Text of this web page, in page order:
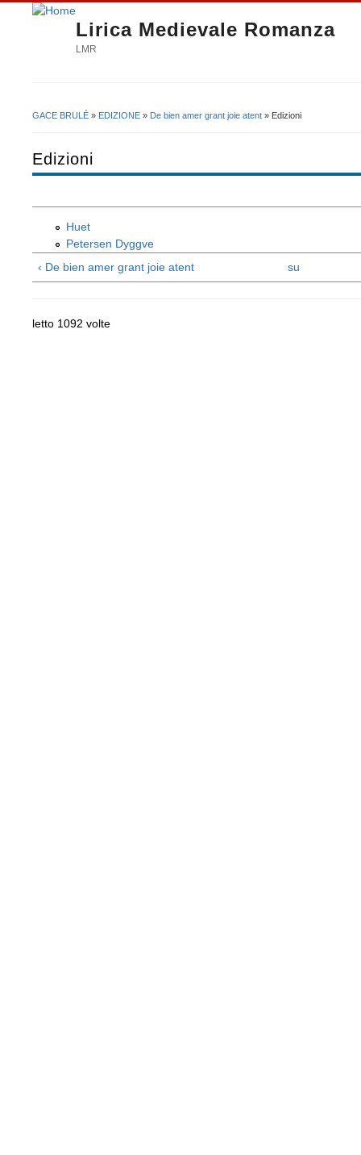
Lirica Medievale Romanza
LMR
GACE BRULÉ » EDIZIONE » De bien amer grant joie atent » Edizioni
Edizioni
Huet
Petersen Dyggve
‹ De bien amer grant joie atent
su
letto 1092 volte